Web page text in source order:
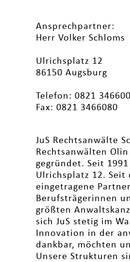
Ansprechpartner:
Herr Volker Schloms
Ulrichsplatz 12
86150 Augsburg
Telefon: 0821 346600
Fax: 0821 3466080
JuS Rechtsanwälte
Rechtsanwälten
gegründet. Seit
Ulrichsplatz 12. Seit
eingetragene
Berufsträgerinnen
größten
sich JuS stetig im
Innovation in der
dankbar, möchten
Unsere Strukturen